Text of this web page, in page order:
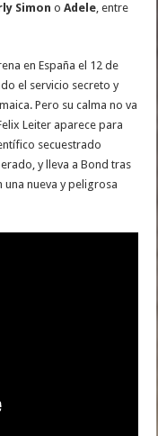
Simon oAdele, entre
en España el 12 de
el servicio secreto y
Pero su calma no va
Leiter aparece para
secuestrado
y lleva a Bond tras
una nueva y peligrosa